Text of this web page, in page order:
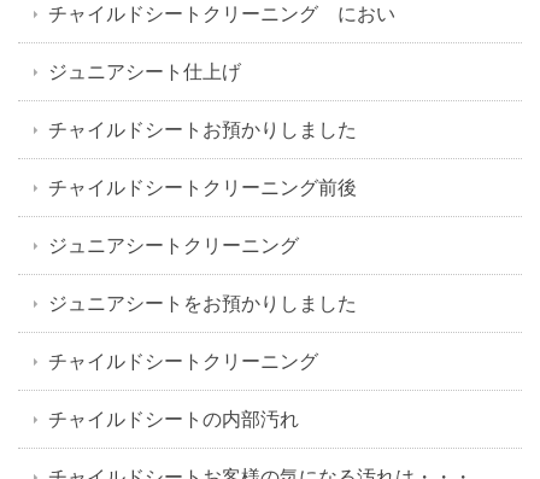
チャイルドシートクリーニング におい
ジュニアシート仕上げ
チャイルドシートお預かりしました
チャイルドシートクリーニング前後
ジュニアシートクリーニング
ジュニアシートをお預かりしました
チャイルドシートクリーニング
チャイルドシートの内部汚れ